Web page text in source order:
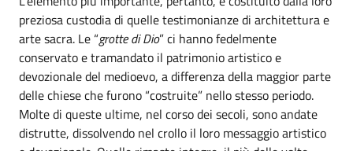
preziosa custodia di quelle testimonianze di architettura e
arte sacra. Le “grotte di Dio” ci hanno fedelmente
conservato e tramandato il patrimonio artistico e
devozionale del medioevo, a differenza della maggior parte
delle chiese che furono “costruite” nello stesso periodo.
Molte di queste ultime, nel corso dei secoli, sono andate
distrutte, dissolvendo nel crollo il loro messaggio artistico